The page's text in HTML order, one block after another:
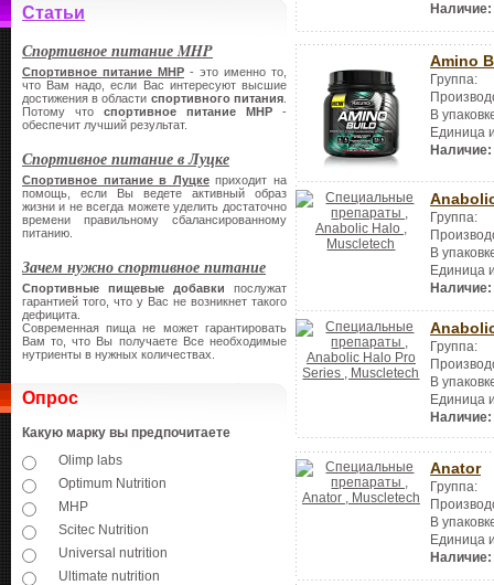
Статьи
Спортивное питание MHP
Спортивное питание MHP - это именно то,
что Вам надо, если Вас интересуют высшие
достижения в области спортивного питания
Потому что спортивное питание MHP -
обеспечит лучший результат.
Спортивное питание в Луцке
Спортивное питание в Луцкеприходит на
помощь, если Вы ведете активный образ
жизни и не всегда можете уделить достаточно
времени правильному сбалансированному
питанию.
Зачем нужно спортивное питание
Спортивные пищевые добавки послужат
гарантией того, что у Вас не возникнет такого
дефицита.
Современная пища не может гарантировать
Вам то, что Вы получаете Все необходимые
нутриенты в нужных количествах.
Опрос
Какую марку вы предпочитаете
Olimp labs
Optimum Nutrition
MHP
Scitec Nutrition
Universal nutrition
Ultimate nutrition
Наличие:
Amino
Группа:
В
Единица
Наличие:
Группа:
В
Единица
Наличие:
Группа:
В
Единица
Наличие:
Anator
Группа:
В
Единица
Наличие: